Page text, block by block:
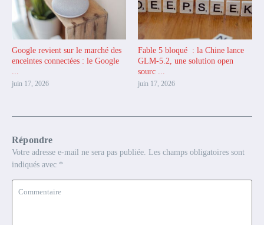
Google revient sur le marché des
enceintes connectées : le Google
...
juin 17, 2026
Fable 5 bloqué : la Chine lance
GLM-5.2, une solution open
sourc ...
juin 17, 2026
Répondre
Votre adresse e-mail ne sera pas publiée. Les champs obligatoires sont
indiqués avec *